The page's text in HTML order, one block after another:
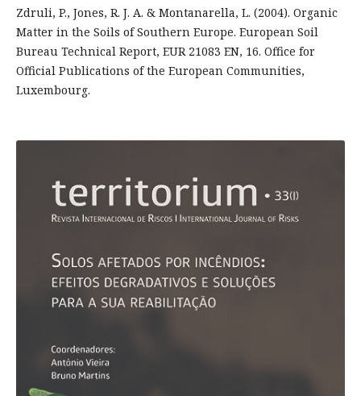
Zdruli, P., Jones, R. J. A. & Montanarella, L. (2004). Organic
Matter in the Soils of Southern Europe. European Soil
Bureau Technical Report, EUR 21083 EN, 16. Office for
Official Publications of the European Communities,
Luxembourg.